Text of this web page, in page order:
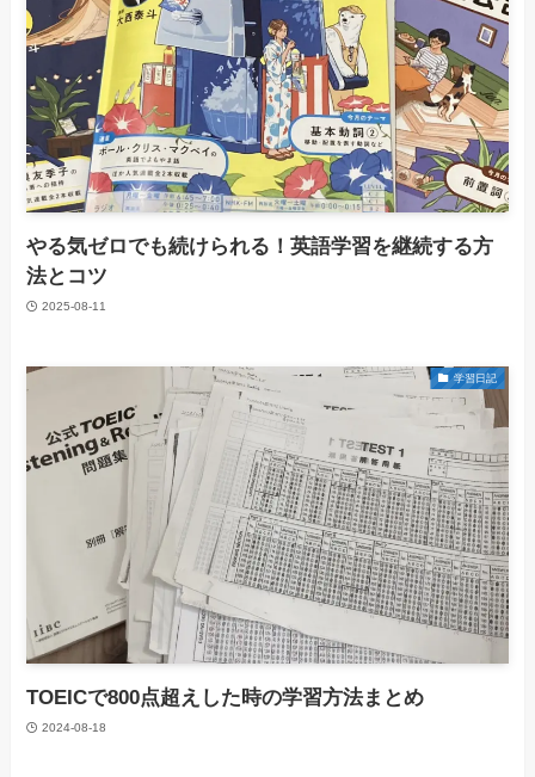
やる気ゼロでも続けられる！英語学習を継続する方
法とコツ
2025-08-11
学習日記
TOEICで800点超えした時の学習方法まとめ
2024-08-18